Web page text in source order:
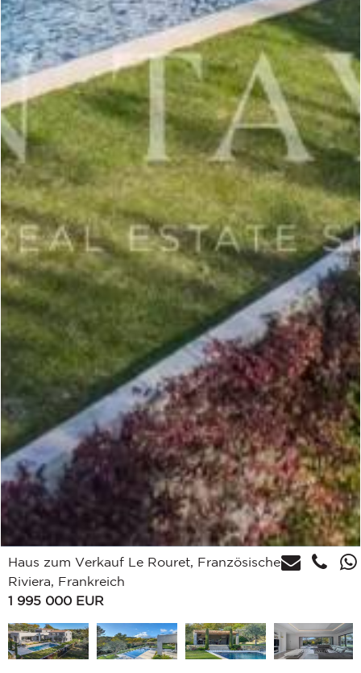
Haus zum Verkauf Le Rouret, Französische
Riviera, Frankreich
1 995 000 EUR